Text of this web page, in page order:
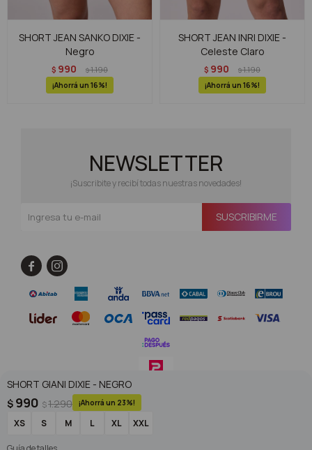
SHORT GIANI DIXIE - NEGRO
$ 990 $1.290 23
XS S M L XL XXL
SHORT JEAN SANKO DIXIE -
Negro
$ 990 $1.190
16
SHORT JEAN INRI DIXIE -
Celeste Claro
$ 990 $1.190
16
NEWSLETTER
¡Suscribite y recibí todas nuestras novedades!
SUSCRIBIRME
 
© Copyright 2026 / Superoutlet / FORTER S.A Rut 213720560017